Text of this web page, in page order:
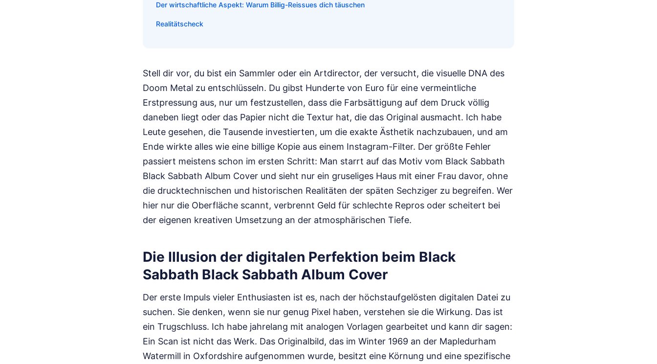
Der wirtschaftliche Aspekt: Warum Billig-Reissues dich täuschen
Realitätscheck
Stell dir vor, du bist ein Sammler oder ein Artdirector, der versucht, die visuelle DNA des
Doom Metal zu entschlüsseln. Du gibst Hunderte von Euro für eine vermeintliche
Erstpressung aus, nur um festzustellen, dass die Farbsättigung auf dem Druck völlig
daneben liegt oder das Papier nicht die Textur hat, die das Original ausmacht. Ich habe
Leute gesehen, die Tausende investierten, um die exakte Ästhetik nachzubauen, und am
Ende wirkte alles wie eine billige Kopie aus einem Instagram-Filter. Der größte Fehler
passiert meistens schon im ersten Schritt: Man starrt auf das Motiv vom Black Sabbath
Black Sabbath Album Cover und sieht nur ein gruseliges Haus mit einer Frau davor, ohne
die drucktechnischen und historischen Realitäten der späten Sechziger zu begreifen. Wer
hier nur die Oberfläche scannt, verbrennt Geld für schlechte Repros oder scheitert bei
der eigenen kreativen Umsetzung an der atmosphärischen Tiefe.
Die Illusion der digitalen Perfektion beim Black
Sabbath Black Sabbath Album Cover
Der erste Impuls vieler Enthusiasten ist es, nach der höchstaufgelösten digitalen Datei zu
suchen. Sie denken, wenn sie nur genug Pixel haben, verstehen sie die Wirkung. Das ist
ein Trugschluss. Ich habe jahrelang mit analogen Vorlagen gearbeitet und kann dir sagen:
Ein Scan ist nicht das Werk. Das Originalbild, das im Winter 1969 an der Mapledurham
Watermill in Oxfordshire aufgenommen wurde, besitzt eine Körnung und eine spezifische